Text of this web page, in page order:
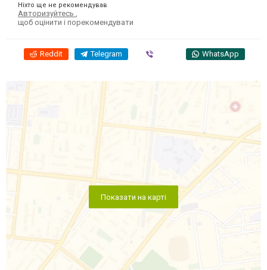
Ніхто ще не рекомендував
Авторизуйтесь
щоб оцінити і порекомендувати
Reddit Telegram WhatsApp
Показати на карті